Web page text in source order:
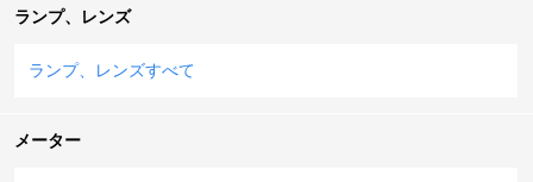
ランプ、レンズ
ランプ、レンズすべて
メーター